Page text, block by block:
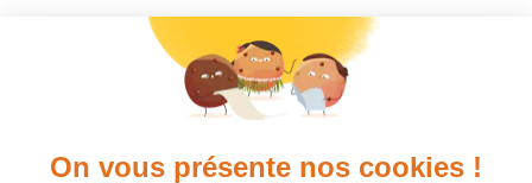
On vous présente nos cookies !